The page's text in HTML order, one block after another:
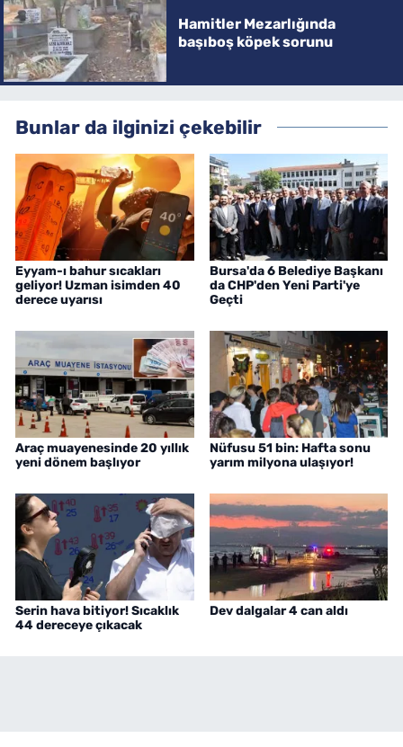
Hamitler Mezarlığında
başıboş köpek sorunu
Bunlar da ilginizi çekebilir
Eyyam-ı bahur sıcakları
geliyor! Uzman isimden 40
derece uyarısı
Bursa'da 6 Belediye Başkanı
da CHP'den Yeni Parti'ye
Geçti
Araç muayenesinde 20 yıllık
yeni dönem başlıyor
Nüfusu 51 bin: Hafta sonu
yarım milyona ulaşıyor!
Serin hava bitiyor! Sıcaklık
44 dereceye çıkacak
Dev dalgalar 4 can aldı